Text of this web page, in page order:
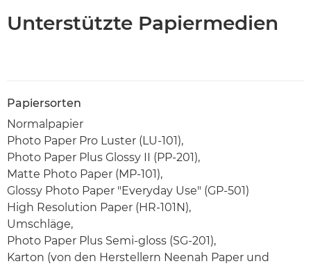
Unterstützte Papiermedien
Papiersorten
Normalpapier
Photo Paper Pro Luster (LU-101),
Photo Paper Plus Glossy II (PP-201),
Matte Photo Paper (MP-101),
Glossy Photo Paper "Everyday Use" (GP-501)
High Resolution Paper (HR-101N),
Umschläge,
Photo Paper Plus Semi-gloss (SG-201),
Karton (von den Herstellern Neenah Paper und